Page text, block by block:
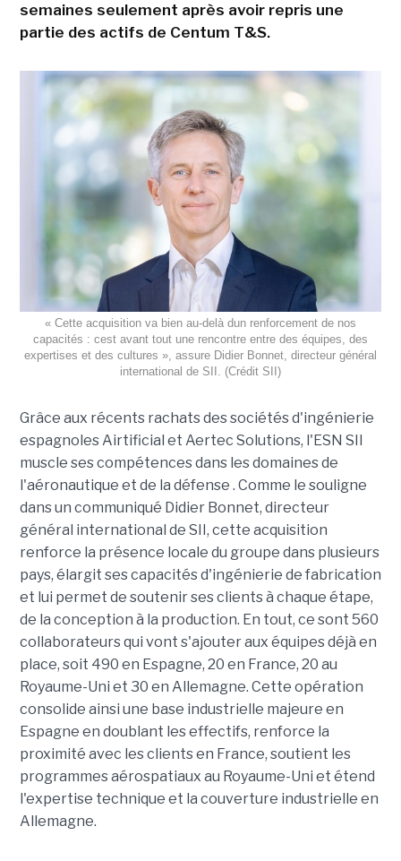
semaines seulement après avoir repris une
partie des actifs de Centum T&S.
« Cette acquisition va bien au-delà dun renforcement de nos
capacités : cest avant tout une rencontre entre des équipes, des
expertises et des cultures », assure Didier Bonnet, directeur général
international de SII. (Crédit SII)
Grâce aux récents rachats des sociétés d'ingénierie
espagnoles Airtificial et Aertec Solutions, l'ESN SII
muscle ses compétences dans les domaines de
l'aéronautique et de la défense . Comme le souligne
dans un communiqué Didier Bonnet, directeur
général international de SII, cette acquisition
renforce la présence locale du groupe dans plusieurs
pays, élargit ses capacités d'ingénierie de fabrication
et lui permet de soutenir ses clients à chaque étape,
de la conception à la production. En tout, ce sont 560
collaborateurs qui vont s'ajouter aux équipes déjà en
place, soit 490 en Espagne, 20 en France, 20 au
Royaume-Uni et 30 en Allemagne. Cette opération
consolide ainsi une base industrielle majeure en
Espagne en doublant les effectifs, renforce la
proximité avec les clients en France, soutient les
programmes aérospatiaux au Royaume-Uni et étend
l'expertise technique et la couverture industrielle en
Allemagne.